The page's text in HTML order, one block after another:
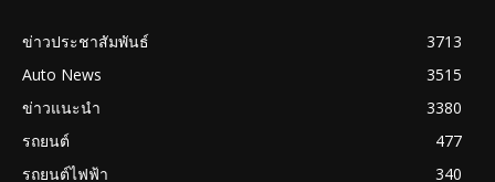
ข่าวประชาสัมพันธ์
3713
Auto News
3515
ข่าวแนะนำ
3380
รถยนต์
477
รถยนต์ไฟฟ้า
340